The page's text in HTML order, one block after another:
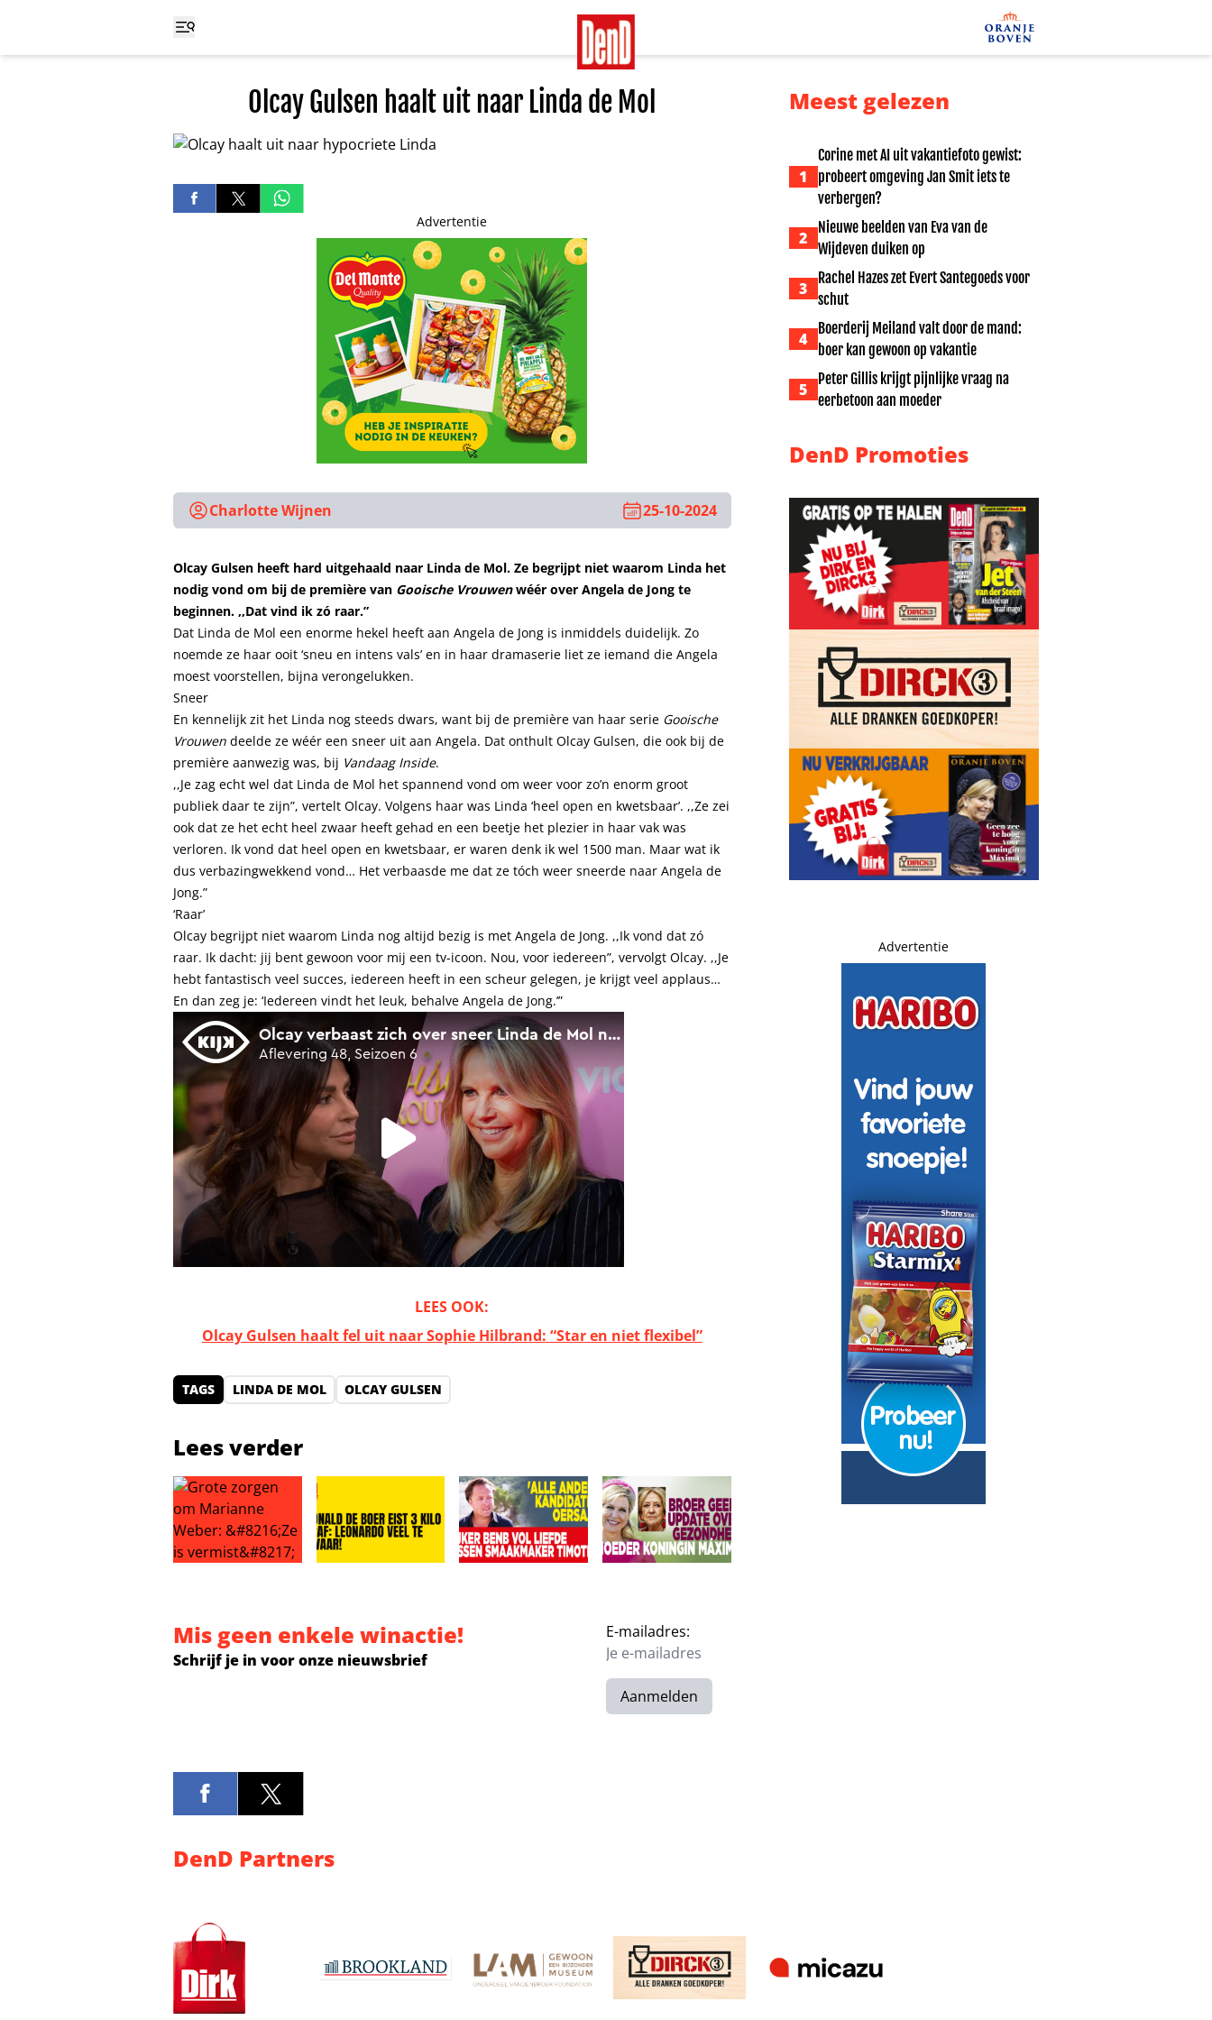
Olcay Gulsen haalt uit naar Linda de Mol
Advertentie
Charlotte Wijnen 25-10-2024
Olcay Gulsen heeft hard uitgehaald naar Linda de Mol. Ze begrijpt niet waarom Linda het
nodig vond om bij de première van Gooische Vrouwenwéér over Angela de Jong te
beginnen. ,,Dat vind ik zó raar.”
Dat Linda de Mol een enorme hekel heeft aan Angela de Jong is inmiddels duidelijk. Zo
noemde ze haar ooit ‘sneu en intens vals’ en in haar dramaserie liet ze iemand die Angela
moest voorstellen, bijna verongelukken.
Sneer
En kennelijk zit het Linda nog steeds dwars, want bij de première van haar serie Gooische
Vrouwen deelde ze wéér een sneer uit aan Angela. Dat onthult Olcay Gulsen, die ook bij de
première aanwezig was, bij Vandaag Inside.
,,Je zag echt wel dat Linda de Mol het spannend vond om weer voor zo’n enorm groot
publiek daar te zijn”, vertelt Olcay. Volgens haar was Linda ‘heel open en kwetsbaar’. ,,Ze zei
ook dat ze het echt heel zwaar heeft gehad en een beetje het plezier in haar vak was
verloren. Ik vond dat heel open en kwetsbaar, er waren denk ik wel 1500 man. Maar wat ik
dus verbazingwekkend vond… Het verbaasde me dat ze tóch weer sneerde naar Angela de
Jong.”
‘Raar’
Olcay begrijpt niet waarom Linda nog altijd bezig is met Angela de Jong. ,,Ik vond dat zó
raar. Ik dacht: jij bent gewoon voor mij een tv-icoon. Nou, voor iedereen”, vervolgt Olcay. ,,Je
hebt fantastisch veel succes, iedereen heeft in een scheur gelegen, je krijgt veel applaus…
En dan zeg je: ‘Iedereen vindt het leuk, behalve Angela de Jong.’”
LEES OOK:
Olcay Gulsen haalt fel uit naar Sophie Hilbrand: “Star en niet flexibel”
TAGS LINDA DE MOL OLCAY GULSEN
Lees verder
Meest gelezen
1
Corine met AI uit vakantiefoto gewist:
probeert omgeving Jan Smit iets te
verbergen?
2
Nieuwe beelden van Eva van de
Wijdeven duiken op
3
Rachel Hazes zet Evert Santegoeds voor
schut
4
Boerderij Meiland valt door de mand:
boer kan gewoon op vakantie
5
Peter Gillis krijgt pijnlijke vraag na
eerbetoon aan moeder
DenD Promoties
Advertentie
Mis geen enkele winactie!
Schrijf je in voor onze nieuwsbrief
E-mailadres:
Aanmelden
DenD Partners